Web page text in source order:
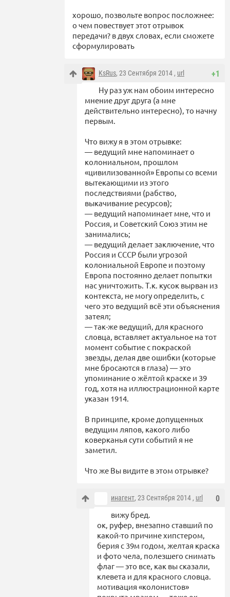
хорошо, позвольте вопрос посложнее:
о чем повествует этот отрывок
передачи? в двух словах, если сможете
сформулировать
+1
KsRus, 23 Сентября 2014 , url
Ну раз уж нам обоим интересно
мнение друг друга (а мне
действительно интересно), то начну
первым.
Что вижу я в этом отрывке:
— ведущий мне напоминает о
колониальном, прошлом
«цивилизованной» Европы со всеми
вытекающими из этого
последствиями (рабство,
выкачивание ресурсов);
— ведущий напоминает мне, что и
Россия, и Советский Союз этим не
занимались;
— ведущий делает заключение, что
Россия и СССР были угрозой
колониальной Европе и поэтому
Европа постоянно делает попытки
нас уничтожить. Т.к. кусок вырван из
контекста, не могу определить, с
чего это ведущий всё эти объяснения
затеял;
— так-же ведущий, для красного
словца, вставляет актуальное на тот
момент событие с покраской
звезды, делая две ошибки (которые
мне бросаются в глаза) — это
упоминание о жёлтой краске и 39
год, хотя на иллюстрационной карте
указан 1914.
В принципе, кроме допущенных
ведущим ляпов, какого либо
коверканья сути событий я не
заметил.
Что же Вы видите в этом отрывке?
0
инагент, 23 Сентября 2014 , url
вижу бред.
ок, руфер, внезапно ставший по
какой-то причине хипстером,
берия с 39м годом, желтая краска
и фото чела, полезшего снимать
флаг — это все, как вы сказали,
клевета и для красного словца.
мотивация «колонистов»